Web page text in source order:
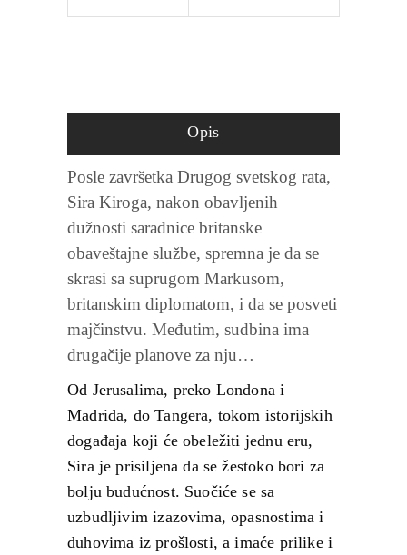
Opis
Posle završetka Drugog svetskog rata,
Sira Kiroga, nakon obavljenih
dužnosti saradnice britanske
obaveštajne službe, spremna je da se
skrasi sa suprugom Markusom,
britanskim diplomatom, i da se posveti
majčinstvu. Međutim, sudbina ima
drugačije planove za nju…
Od Jerusalima, preko Londona i
Madrida, do Tangera, tokom istorijskih
događaja koji će obeležiti jednu eru,
Sira je prisiljena da se žestoko bori za
bolju budućnost. Suočiće se sa
uzbudljivim izazovima, opasnostima i
duhovima iz prošlosti, a imaće prilike i